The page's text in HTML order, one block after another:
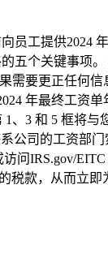
员工提供2024
五个关键事项
要更正任何
年最终工
3 和 5 框将
公司的工资
问IRS.gov/
款，从而立即